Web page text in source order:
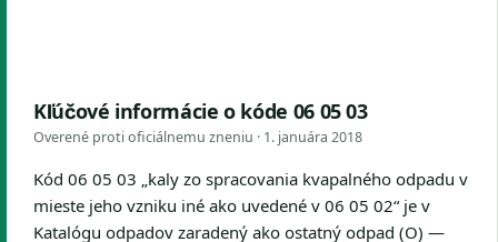
Kľúčové informácie o kóde 06 05 03
Overené proti oficiálnemu zneniu · 1. januára 2018
Kód 06 05 03 „kaly zo spracovania kvapalného odpadu v
mieste jeho vzniku iné ako uvedené v 06 05 02“ je v
Katalógu odpadov zaradený ako ostatný odpad (O) —